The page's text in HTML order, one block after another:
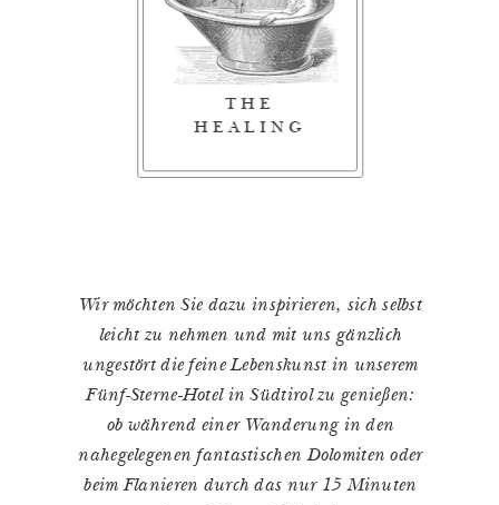
THE
HEALING
THE DREAM
THE
DELIGHT
Wir möchten Sie dazu inspirieren, sich selbst
leicht zu nehmen und mit uns gänzlich
ungestört die feine Lebenskunst in unserem
Fünf-Sterne-Hotel in Südtirol zu genießen:
ob während einer Wanderung in den
nahegelegenen fantastischen Dolomiten oder
beim Flanieren durch das nur 15 Minuten